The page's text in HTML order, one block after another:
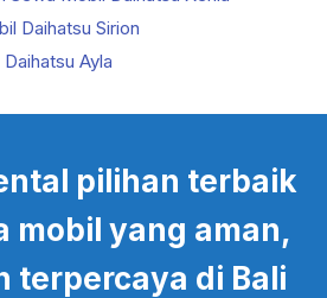
Daihatsu Sirion
Ayla
pilihan terbaik
mobil yang aman,
terpercaya di Bali